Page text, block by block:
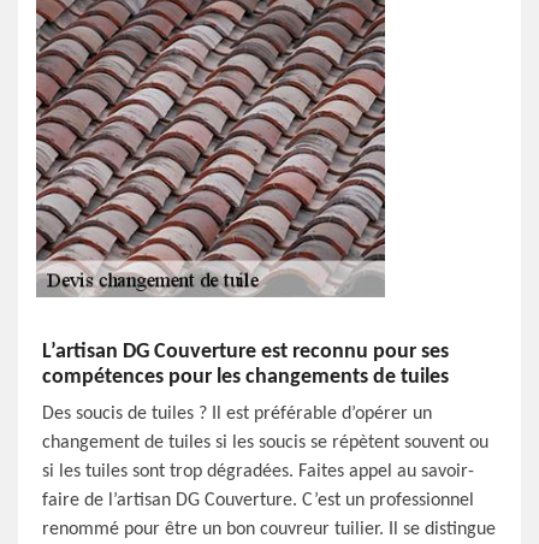
L’artisan DG Couverture est reconnu pour ses
compétences pour les changements de tuiles
Des soucis de tuiles ? Il est préférable d’opérer un
changement de tuiles si les soucis se répètent souvent ou
si les tuiles sont trop dégradées. Faites appel au savoir-
faire de l’artisan DG Couverture. C’est un professionnel
renommé pour être un bon couvreur tuilier. Il se distingue